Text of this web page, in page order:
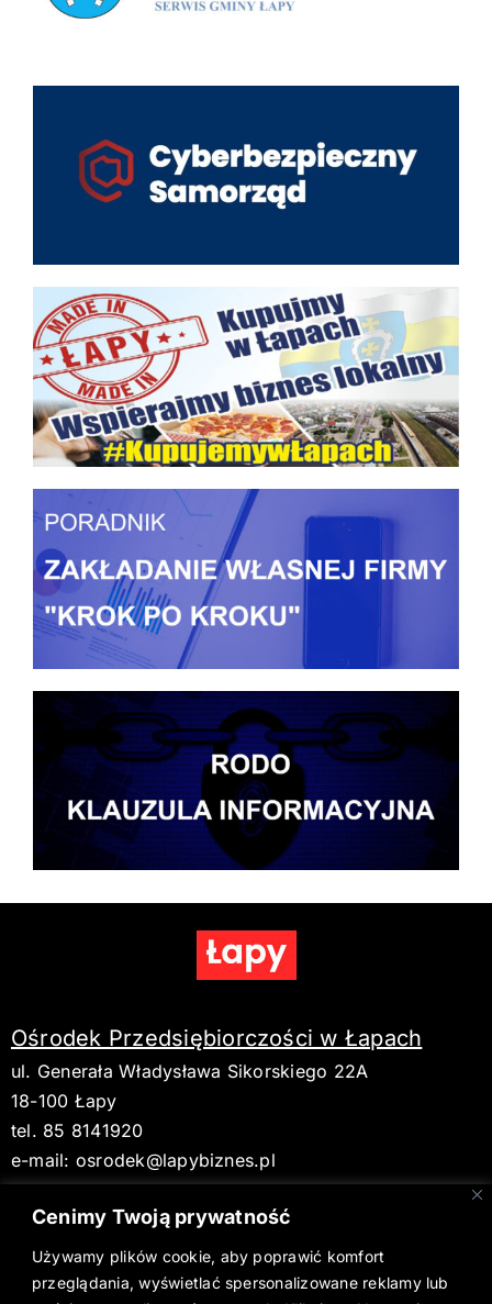
Cenimy Twoją prywatność
Używamy plików cookie, aby poprawić komfort
przeglądania, wyświetlać spersonalizowane reklamy lub
Ośrodek Przedsiębiorczości w Łapach
ul. Generała Władysława Sikorskiego 22A
18-100 Łapy
tel. 85 8141920
e-mail: osrodek@lapybiznes.pl
BIP